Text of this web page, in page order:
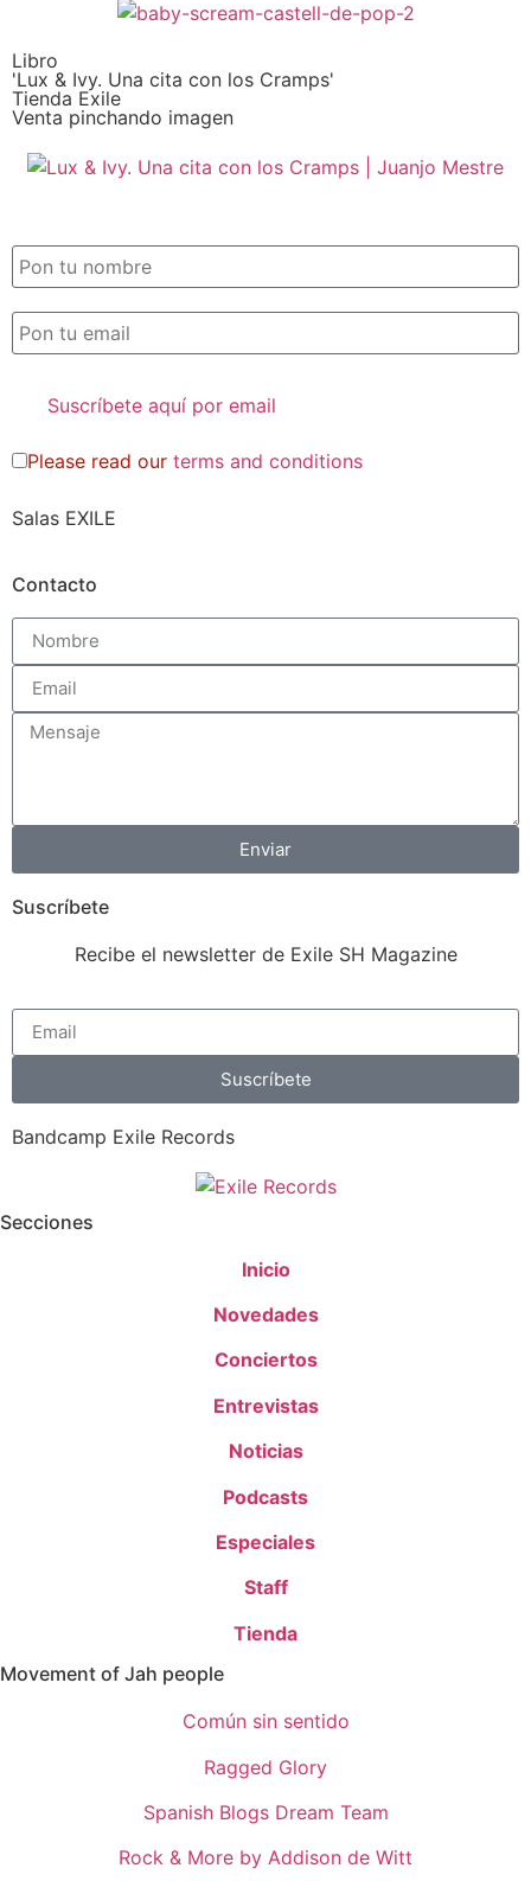
Libro
'Lux & Ivy. Una cita con los Cramps'
Tienda Exile
Venta pinchando imagen
Please read our terms and conditions
Salas EXILE
Contacto
Enviar
Suscríbete
Recibe el newsletter de Exile SH Magazine
Suscríbete
Bandcamp Exile Records
Secciones
Inicio
Novedades
Conciertos
Entrevistas
Noticias
Podcasts
Especiales
Staff
Tienda
Movement of Jah people
Común sin sentido
Ragged Glory
Spanish Blogs Dream Team
Rock & More by Addison de Witt